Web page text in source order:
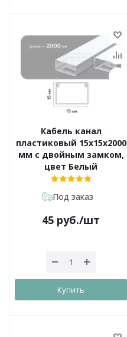
Кабель канал
пластиковый 15х15х2000
мм с двойным замком,
цвет Белый
Под заказ
45 руб./шт
Купить